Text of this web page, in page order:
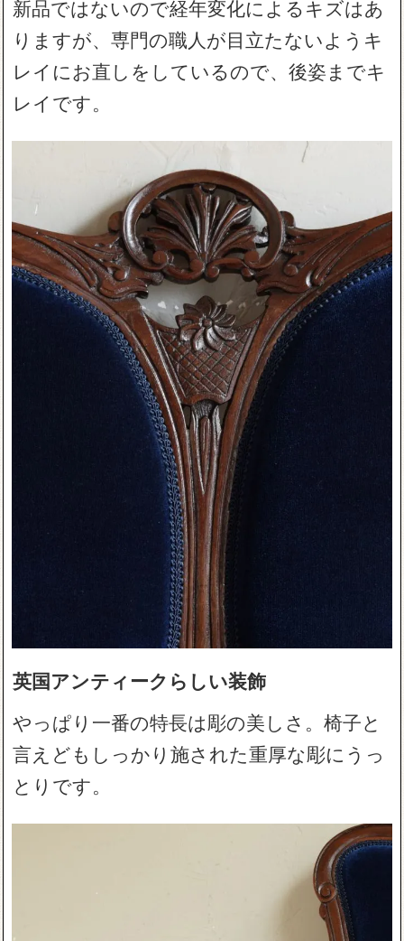
新品ではないので経年変化によるキズはあ
りますが、専門の職人が目立たないようキ
レイにお直しをしているので、後姿までキ
レイです。
英国アンティークらしい装飾
やっぱり一番の特長は彫の美しさ。椅子と
言えどもしっかり施された重厚な彫にうっ
とりです。